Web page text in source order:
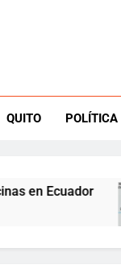
QUITO POLÍTICA